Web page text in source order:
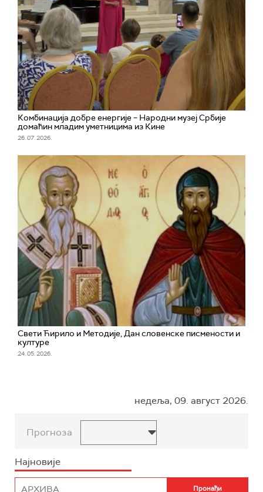
Комбинација добре енергије – Народни музеј Србије
домаћин младим уметницима из Кине
26. 07. 2026.
Свети Ћирило и Методије, Дан словенске писмености и
културе
24. 05. 2026.
недеља, 09. август 2026.
Прогноза
Најновије